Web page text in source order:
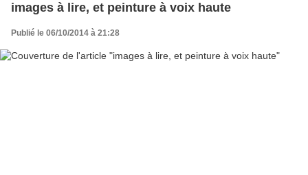
images à lire, et peinture à voix haute
Publié le 06/10/2014 à 21:28